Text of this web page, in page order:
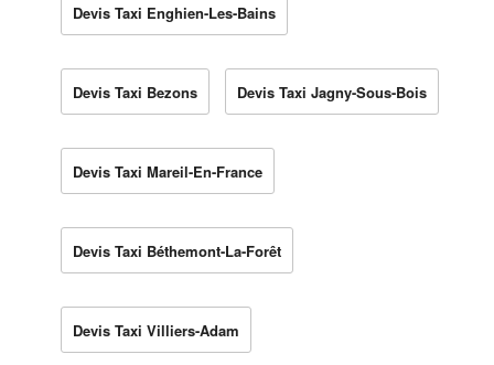
Devis Taxi Enghien-Les-Bains
Devis Taxi Bezons Devis Taxi Jagny-Sous-Bois
Devis Taxi Mareil-En-France
Devis Taxi Béthemont-La-Forêt
Devis Taxi Villiers-Adam